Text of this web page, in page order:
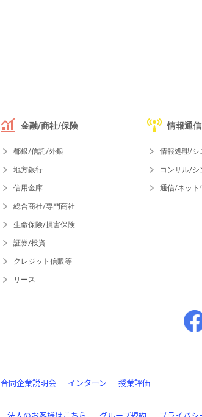
金融/商社/保険
都銀/信託/外銀
地方銀行
信用金庫
総合商社/専門商社
生命保険/損害保険
証券/投資
クレジット信販等
リース
情報通
情報処理/シ
コンサル/シ
通信/ネット
合同企業説明会 インターン 授業評価